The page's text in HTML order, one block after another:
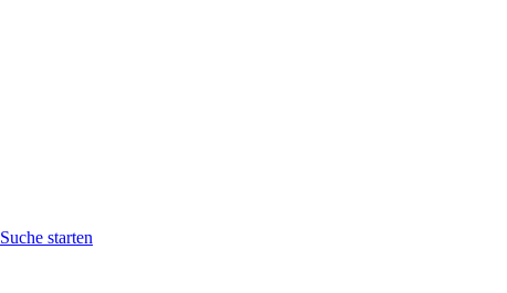
Suche starten